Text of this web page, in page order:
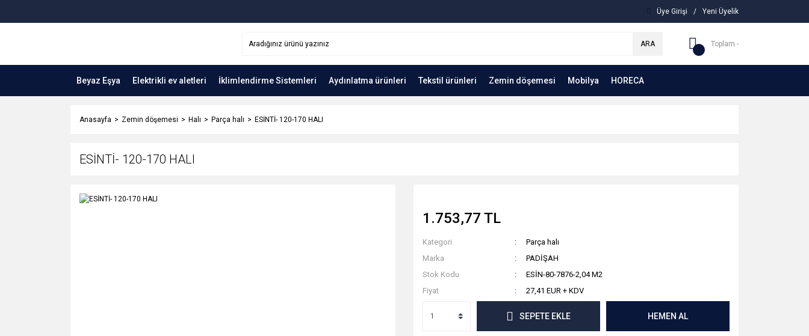
Üye Girişi / Yeni Üyelik
ARA Toplam -
Beyaz Eşya Elektrikli ev aletleri İklimlendirme Sistemleri Aydınlatma ürünleri Tekstil ürünleri Zemin döşemesi Mobilya HORECA
Anasayfa Zemin döşemesi Halı Parça halı ESİNTİ- 120-170 HALI
ESİNTİ- 120-170 HALI
1.753,77 TL
Kategori
Parça halı
Marka
PADİŞAH
Stok Kodu
ESİN-80-7876-2,04 M2
Fiyat
27,41 EUR + KDV
SEPETE EKLE HEMEN AL